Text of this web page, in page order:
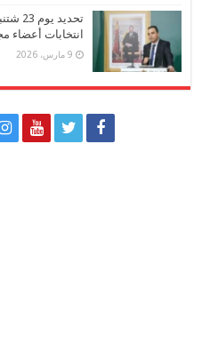
انتخابات أعضاء
9 مارس، 2026